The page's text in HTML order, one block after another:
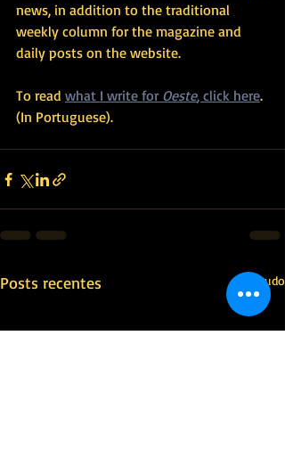
news, in addition to the traditional
weekly column for the magazine and
daily posts on the website.
To read what I write for Oeste, click here.
(In Portuguese).
Posts recentes Ver tudo